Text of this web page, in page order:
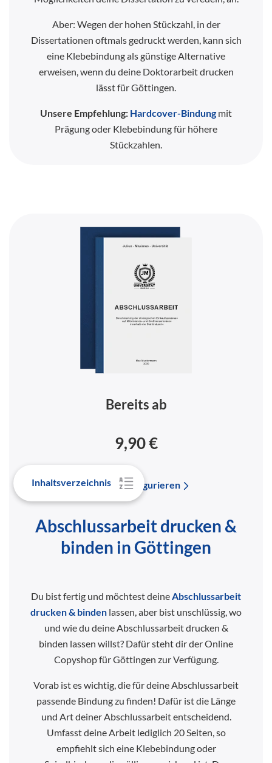
Inhaltsverzeichnis
Aber: Wegen der hohen Stückzahl, in der
Dissertationen oftmals gedruckt werden, kann sich
eine Klebebindung als günstige Alternative
erweisen, wenn du deine Doktorarbeit drucken
lässt für Göttingen.
Unsere Empfehlung: Hardcover-Bindung mit
Prägung oder Klebebindung für höhere
Stückzahlen.
Bereits ab
9,90 €
Bindung konfigurieren
Abschlussarbeit drucken &
binden in Göttingen
Du bist fertig und möchtest deineAbschlussarbeit
drucken & binden lassen, aber bist unschlüssig, wo
und wie du deine Abschlussarbeit drucken &
binden lassen willst? Dafür steht dir der Online
Copyshop für Göttingen zur Verfügung.
Vorab ist es wichtig, die für deine Abschlussarbeit
passende Bindung zu finden! Dafür ist die Länge
und Art deiner Abschlussarbeit entscheidend.
Umfasst deine Arbeit lediglich 20 Seiten, so
empfiehlt sich eine Klebebindung oder